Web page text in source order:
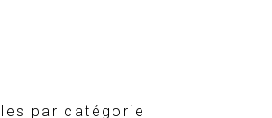
par catégorie